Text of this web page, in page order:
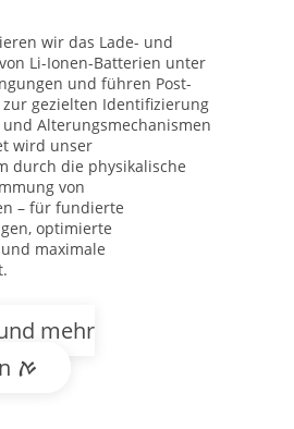
wir das Lade- und
Li-Ionen-Batterien unter
und führen Post-
gezielten Identifizierung
Alterungsmechanismen
wird unser
durch die physikalische
von
– für fundierte
optimierte
maximale
mehr